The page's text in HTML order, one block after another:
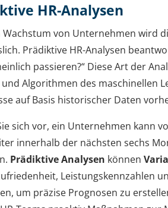
HR-Analysen
Wachstum von Unternehmen wird
Prädiktive HR-Analysen
passieren?“ Diese Art der
Algorithmen des maschinellen
auf Basis historischer Daten
sich vor, ein Unternehmen kann
innerhalb der nächsten sechs
Prädiktive Analysen können
Leistungskennzahlen
um präzise Prognosen zu